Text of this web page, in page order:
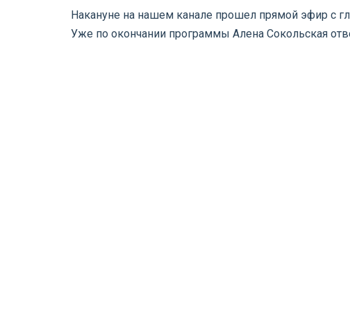
Накануне на нашем канале прошел прямой эфир с
Уже по окончании программы Алена Сокольская